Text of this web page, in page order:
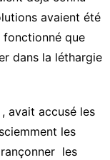
avaient été
fonctionné que
dans la léthargie
avait accusé les
les
les